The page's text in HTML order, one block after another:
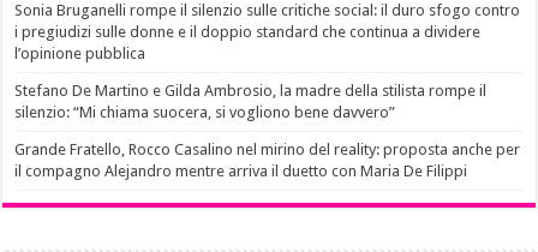
Sonia Bruganelli rompe il silenzio sulle critiche social: il duro sfogo contro
i pregiudizi sulle donne e il doppio standard che continua a dividere
l’opinione pubblica
Stefano De Martino e Gilda Ambrosio, la madre della stilista rompe il
silenzio: “Mi chiama suocera, si vogliono bene davvero”
Grande Fratello, Rocco Casalino nel mirino del reality: proposta anche per
il compagno Alejandro mentre arriva il duetto con Maria De Filippi